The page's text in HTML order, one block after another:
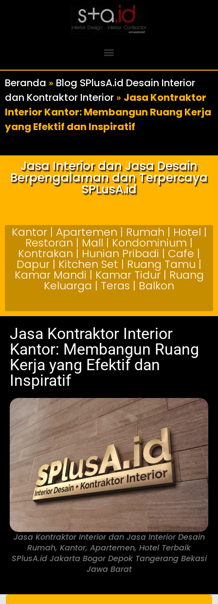
Beranda » Blog SPlusA.id Desain Interior
dan Kontraktor Interior » Jasa Kontraktor
Interior Kantor: Membangun Ruang Kerja
yang Efektif dan Inspiratif
Jasa Interior dan Jasa Desain
Berpengalaman dan Terpercaya
SPLusA.id
Kantor | Apartemen | Rumah | Hotel |
Restoran | Mall | Kondominium |
Kontrakan | Hunian Pribadi | Cafe |
Dapur | Kitchen Set | Ruang Tamu |
Kamar Mandi | Kamar Tidur | Ruang
Keluarga | Teras | Balkon
Jasa Kontraktor Interior
Kantor: Membangun Ruang
Kerja yang Efektif dan
Inspiratif
Jasa Kontraktor Interior dan Jasa Interior Desain
Rumah, Kantor, Apartemen, Hotel Terbaik
SPlusA.id Jakarta Bogor Depok Tangerang Bekasi
Jawa Barat